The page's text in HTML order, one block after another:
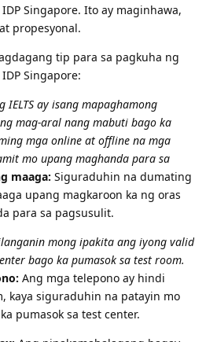
Singapore. Ito ay maginhawa,
propesyonal.
tip para sa pagkuha ng
Singapore:
IELTS ay isang mapaghamong
mag-aral nang mabuti bago ka
mga online at offline na mga
mo upang maghanda para sa
maaga: Siguraduhin na dumating
upang magkaroon ka ng oras
para sa pagsusulit.
mong ipakita ang iyong valid
bago ka pumasok sa test room.
Ang mga telepono ay hindi
kaya siguraduhin na patayin mo
pumasok sa test center.